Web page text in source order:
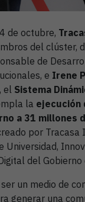
de octubre,
del clúster,
de
e Irene
el Sistema
la ejecución
a 31 millones
por
Universidad,
del Gobierno
un medio de
generar una